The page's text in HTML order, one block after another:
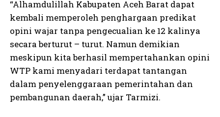
“Alhamdulillah Kabupaten Aceh Barat dapat
kembali memperoleh penghargaan predikat
opini wajar tanpa pengecualian ke 12 kalinya
secara berturut – turut. Namun demikian
meskipun kita berhasil mempertahankan opini
WTP kami menyadari terdapat tantangan
dalam penyelenggaraan pemerintahan dan
pembangunan daerah,” ujar Tarmizi.